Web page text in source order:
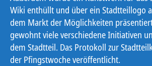
Wiki enthüllt und über ein Stadtteillogo
dem Markt der Möglichkeiten
gewohnt viele verschiedene Initiativen
dem Stadtteil. Das Protokoll zur
der Pfingstwoche veröffentlicht.